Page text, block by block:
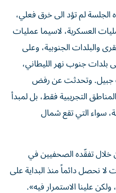
لم تؤد الى خرق فعلي،
العسكرية، لاسيما عمليات
والبلدات الجنوبية، وعلى
بلدات جنوب نهر الليطاني،
جبيل. وتحدثت عن رفض
التجريبية فقط، بل لمبدأ
سواء التي تقع شمال
تفقّده الصحفيين في
نحصل دائماً منذ البداية على
علينا الاستمرار فيه».